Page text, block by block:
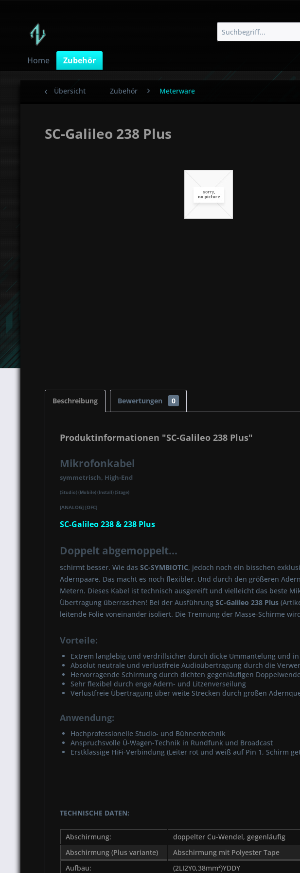
Home Zubehör
Übersicht Zubehör Meterware
SC-Galileo 238 Plus
Beschreibung Bewertungen 0
Produktinformationen "SC-Galileo 238 Plus"
Mikrofonkabel
symmetrisch, High-End
(Studio) (Mobile) (Install) (Stage)
[ANALOG] [OFC]
SC-Galileo 238 & 238 Plus
Doppelt abgemoppelt...
schirmt besser. Wie das SC-SYMBIOTIC, jedoch noch ein bisschen
Adernpaare. Das macht es noch flexibler. Und durch den größeren
Metern. Dieses Kabel ist technisch ausgereift und vielleicht das beste
Übertragung überraschen! Bei der Ausführung SC-Galileo 238 Plus
leitende Folie voneinander isoliert. Die Trennung der Masse-Schirme
Vorteile:
Extrem langlebig und verdrillsicher durch dicke Ummantelung und
Absolut neutrale und verlustfreie Audioübertragung durch die
Hervorragende Schirmung durch dichten gegenläufigen
Sehr flexibel durch enge Adern- und Litzenverseilung
Verlustfreie Übertragung über weite Strecken durch großen
Anwendung:
Hochprofessionelle Studio- und Bühnentechnik
Anspruchsvolle Ü-Wagen-Technik in Rundfunk und Broadcast
Erstklassige HiFi-Verbindung (Leiter rot und weiß auf Pin 1, Schirm
TECHNISCHE DATEN:
Abschirmung:
doppelter Cu-Wendel, gegenläufig
Abschirmung (Plus variante)
Abschirmung mit Polyester Tape
Aufbau:
(2LI2Y0,38mm²)YDDY